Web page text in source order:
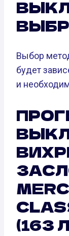
Выбор
будет
и
(163